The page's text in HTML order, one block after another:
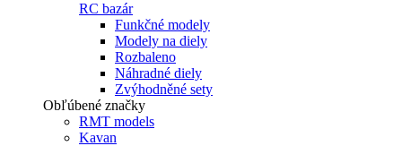
RC bazár
Funkčné modely
Modely na diely
Rozbaleno
Náhradné diely
Zvýhodněné sety
Obľúbené značky
RMT models
Kavan